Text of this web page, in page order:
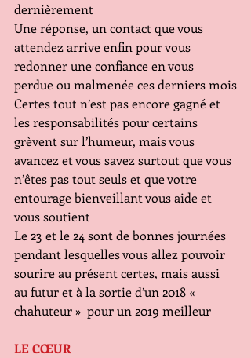
dernièrement
Une réponse, un contact que vous
attendez arrive enfin pour vous
redonner une confiance en vous
perdue ou malmenée ces derniers mois
Certes tout n’est pas encore gagné et
les responsabilités pour certains
grèvent sur l’humeur, mais vous
avancez et vous savez surtout que vous
n’êtes pas tout seuls et que votre
entourage bienveillant vous aide et
vous soutient
Le 23 et le 24 sont de bonnes journées
pendant lesquelles vous allez pouvoir
sourire au présent certes, mais aussi
au futur et à la sortie d’un 2018 «
chahuteur »  pour un 2019 meilleur
LE CŒUR